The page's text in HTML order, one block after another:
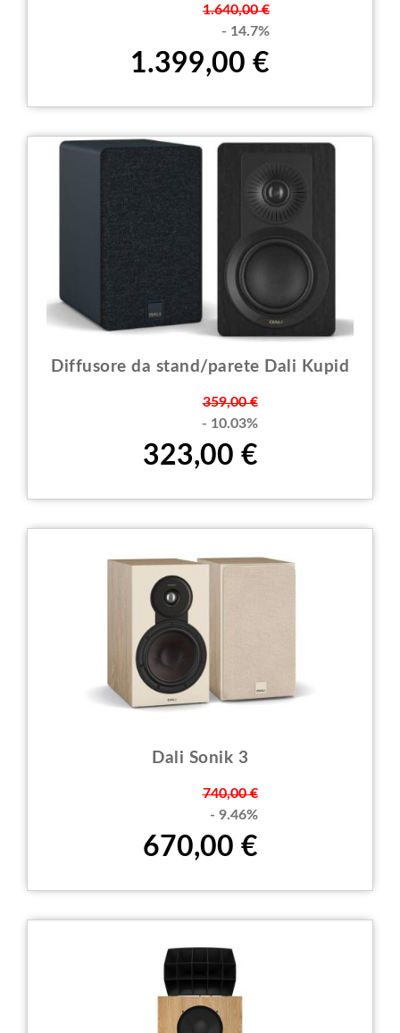
1.640,00 €
- 14.7%
1.399,00 €
Diffusore da stand/parete Dali Kupid
359,00 €
- 10.03%
323,00 €
Dali Sonik 3
740,00 €
- 9.46%
670,00 €